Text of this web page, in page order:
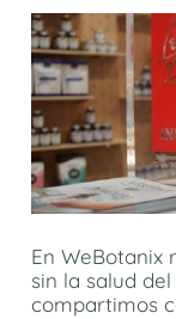
En WeBotanix
sin la salud
compartimos